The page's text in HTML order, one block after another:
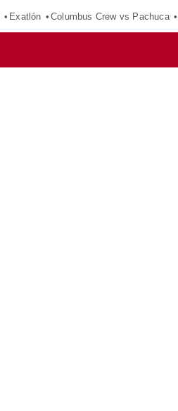
Exatlón Columbus Crew vs Pachuca